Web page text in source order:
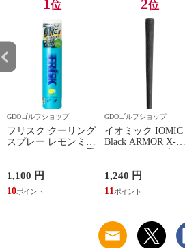
1位
GDOゴルフショップ
フリスク クーリング
スプレー レモンミン
ト レモンミントの香
1,100 円
10
2位
GDOゴルフショップ
イオミック IOMIC
Black ARMOR X-
Evolution 2.3 グリッ
ブラック
1,240 円
11